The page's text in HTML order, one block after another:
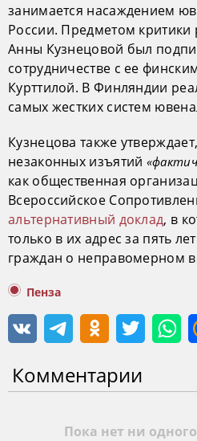
занимается насаждением
России. Предметом критики
Анны Кузнецовой был
сотрудничестве с ее
Курттилой. В Финляндии
самых жестких систем
Кузнецова также
незаконных изъятий
как общественная
Всероссийское
альтернативный доклад, в
только в их адрес за пять
граждан о неправомерном
Пенза
Комментарии
Пока нет ни